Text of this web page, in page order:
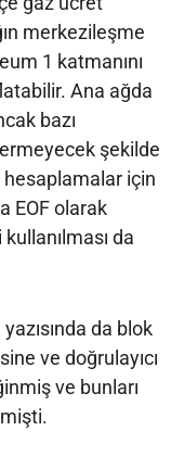
merkezileşme
1 katmanını
Ana ağda
bazı
şekilde
için
EOF olarak
da
da blok
ve doğrulayıcı
ve bunları